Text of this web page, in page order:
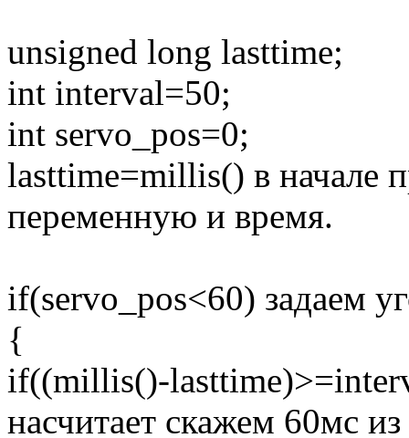
unsigned long lasttime;
int interval=50;
int servo_pos=0;
lasttime=millis() в начале
переменную и время.
if(servo_pos<60) задаем
{
if((millis()-
насчитает скажем 60мс